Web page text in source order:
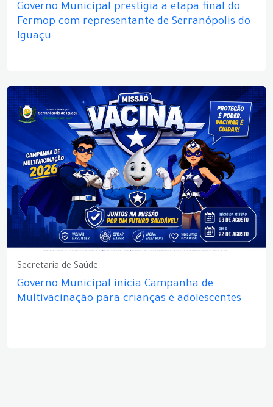
Governo Municipal prestigia a etapa final do
Fermop com representante de Serranópolis do
Iguaçu
Secretaria de Saúde
Governo Municipal inicia Campanha de
Multivacinação para crianças e adolescentes